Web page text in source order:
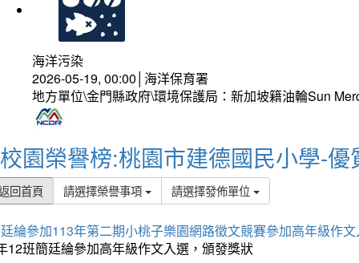
海洋污染
2026-05-19, 00:00│海洋保育署
地方單位\金門縣政府\環境保護局：新加坡籍油輪Sun
校園榮譽榜:桃園市建德國民小學-優
回首頁 請選擇榮譽事項 請選擇發佈單位
綸參加113年第二期小桃子樂園網路徵文競賽參加高年級作
12班簡廷綸參加高年級作文入選，頒發獎狀